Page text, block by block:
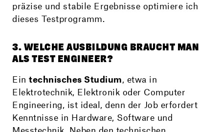
präzise und stabile Ergebnisse optimiere ich
dieses Testprogramm.
3. WELCHE AUSBILDUNG BRAUCHT MAN
ALS TEST ENGINEER?
Eintechnisches Studium, etwa in
Elektrotechnik, Elektronik oder Computer
Engineering, ist ideal, denn der Job erfordert
Kenntnisse in Hardware, Software und
Messtechnik. Neben den technischen